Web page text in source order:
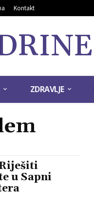
Kontakt
ZDRAVLJE
u Sapni